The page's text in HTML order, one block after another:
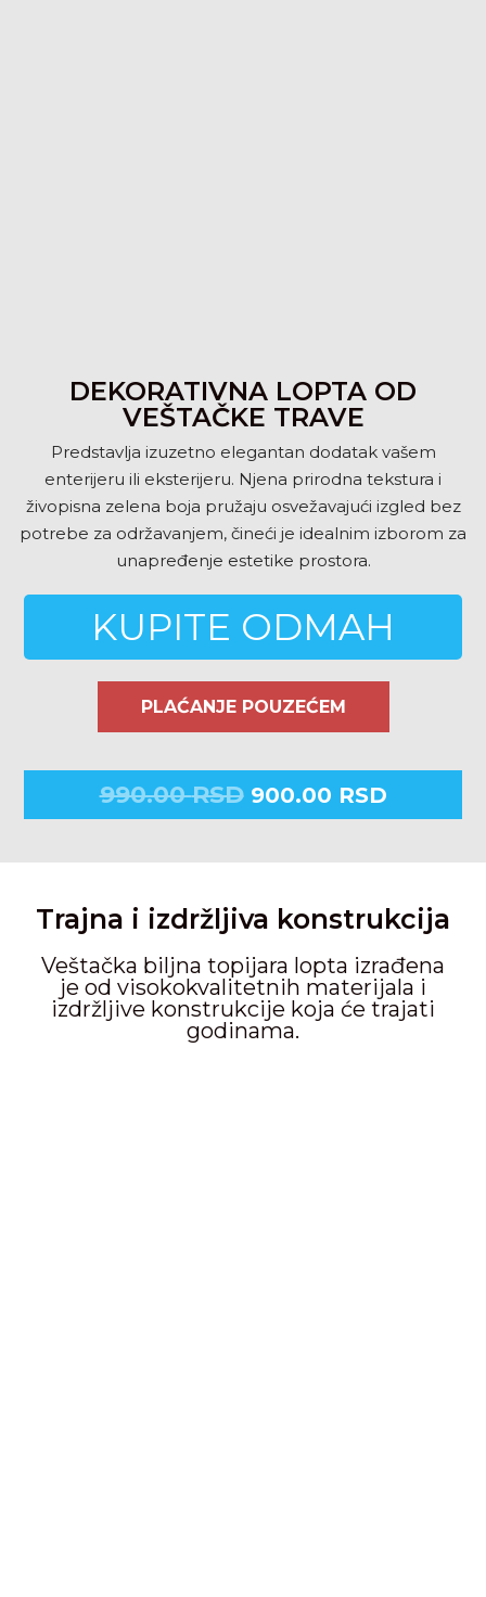
DEKORATIVNA LOPTA OD
VEŠTAČKE TRAVE
Predstavlja izuzetno elegantan dodatak vašem
enterijeru ili eksterijeru. Njena prirodna tekstura i
živopisna zelena boja pružaju osvežavajući izgled bez
potrebe za održavanjem, čineći je idealnim izborom za
unapređenje estetike prostora.
KUPITE ODMAH
PLAĆANJE POUZEĆEM
990.00RSD 900.00 RSD
Trajna i izdržljiva konstrukcija
Veštačka biljna topijara lopta izrađena
je od visokokvalitetnih materijala i
izdržljive konstrukcije koja će trajati
godinama.